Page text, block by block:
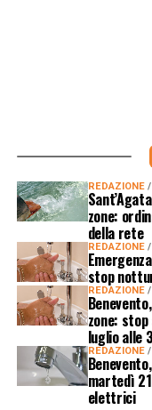
REDAZIONE
zone:
della rete
REDAZIONE
stop
REDAZIONE
zone: stop
luglio alle
REDAZIONE
martedì
elettrici